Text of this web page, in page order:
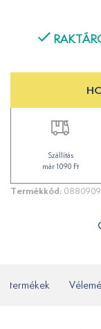
Szállítás
már 1090 Ft
Termékkód:
termékek